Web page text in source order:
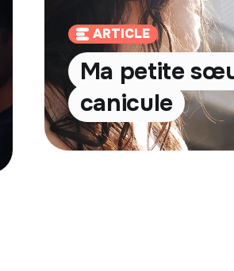
ARTICLE
Ma petite
canicule